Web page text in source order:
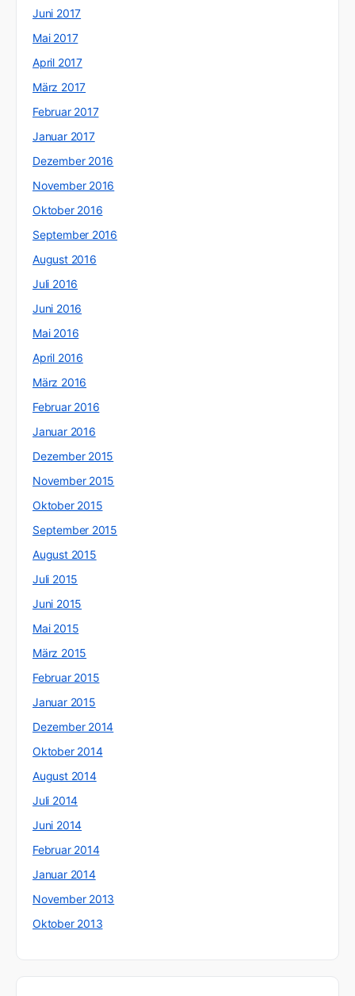
Juni 2017
Mai 2017
April 2017
März 2017
Februar 2017
Januar 2017
Dezember 2016
November 2016
Oktober 2016
September 2016
August 2016
Juli 2016
Juni 2016
Mai 2016
April 2016
März 2016
Februar 2016
Januar 2016
Dezember 2015
November 2015
Oktober 2015
September 2015
August 2015
Juli 2015
Juni 2015
Mai 2015
März 2015
Februar 2015
Januar 2015
Dezember 2014
Oktober 2014
August 2014
Juli 2014
Juni 2014
Februar 2014
Januar 2014
November 2013
Oktober 2013